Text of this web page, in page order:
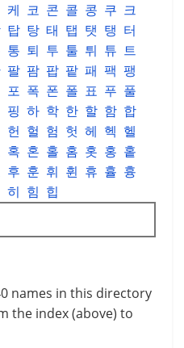
케 코 콘 콜 콩 쿠 크
탑 탕 태 탭 탯 탱 터
통 퇴 투 툴 튀 튜 트
팔 팜 팝 팥 패 팩 팽
포 폭 폰 폴 표 푸 풀
핑 하 학 한 할 함 합
헌 헐 험 헛 헤 헥 헬
혹 혼 홀 홈 홋 홍 홑
후 훈 휘 휜 휴 휼 흉
히 힘 힙
names in this directory
the index (above) to